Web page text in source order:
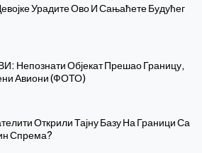
Урадите Ово И Сањаћете Будућег
Непознати Објекат Прешао Границу,
Авиони (ФОТО)
Открили Тајну Базу На Граници Са
Спрема?